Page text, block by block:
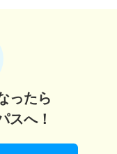
ったら
スへ！